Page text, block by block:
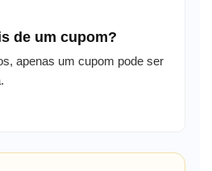
de um cupom?
apenas um cupom pode ser